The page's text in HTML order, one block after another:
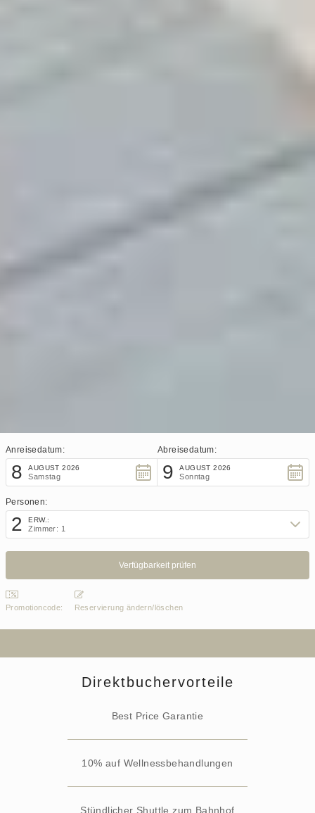
Anreisedatum:
8 AUGUST 2026
Samstag
Abreisedatum:
9 AUGUST 2026
Sonntag
Personen:
2 ERW.:
Zimmer: 1
Promotioncode: Reservierung ändern/löschen
Direktbuchervorteile
Best Price Garantie
10% auf Wellnessbehandlungen
Stündlicher Shuttle zum Bahnhof